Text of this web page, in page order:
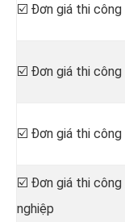
☑️ Đơn giá thi công
☑️ Đơn giá thi công
☑️ Đơn giá thi công
☑️ Đơn giá thi công
nghiệp